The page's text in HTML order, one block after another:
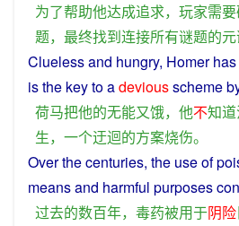
为了帮助他达成追求， 玩家需要
题， 最终找到连接所有谜题的元
Cluelessand hungry, Homer
isthe keytoadeviousscheme
荷马把他的无能又饿， 他不知道
生， 一个迂迴的方案烧伤。
Overthecenturies, the useof
meansand harmful purposes
过去的数百年， 毒药被用于阴险